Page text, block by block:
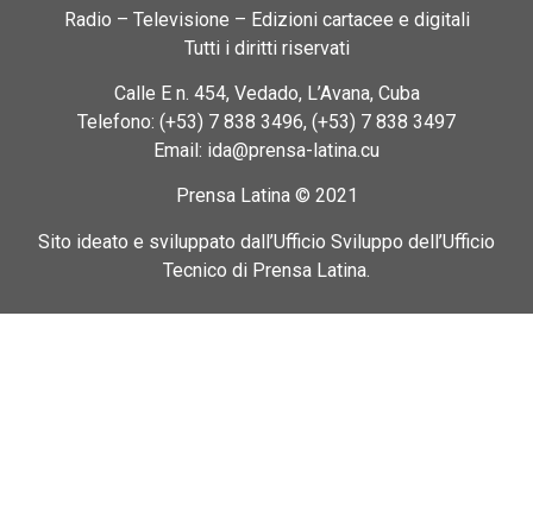
Radio – Televisione – Edizioni cartacee e digitali
Tutti i diritti riservati
Calle E n. 454, Vedado, L’Avana, Cuba
Telefono: (+53) 7 838 3496, (+53) 7 838 3497
Email: ida@prensa-latina.cu
Prensa Latina © 2021
Sito ideato e sviluppato dall’Ufficio Sviluppo dell’Ufficio
Tecnico di Prensa Latina.